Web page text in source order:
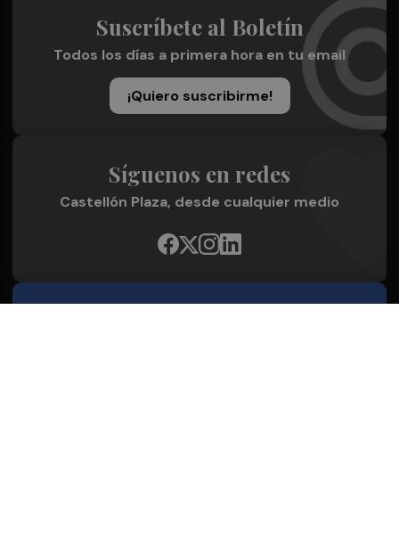
Suscríbete al Boletín
Todos los días a primera hora en tu email
¡Quiero suscribirme!
Síguenos en redes
Castellón Plaza, desde cualquier medio